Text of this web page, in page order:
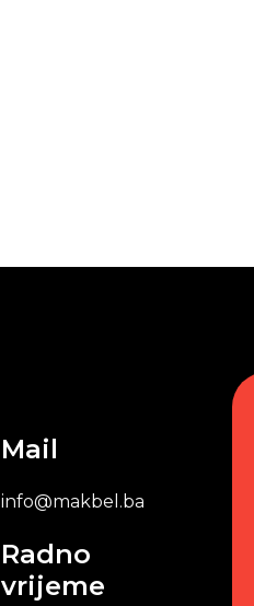
Mail
info@makbel.ba
Radno
vrijeme